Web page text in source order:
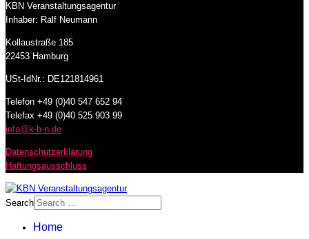
KBN Veranstaltungsagentur
Inhaber: Ralf Neumann
Kollaustraße 185
22453 Hamburg
USt-IdNr.: DE121814961
Telefon +49 (0)40 547 652 94
Telefax +49 (0)40 525 903 99
info@k-b-n.de
Datenschutzerklärung
Haftungsausschluss
Search
Home